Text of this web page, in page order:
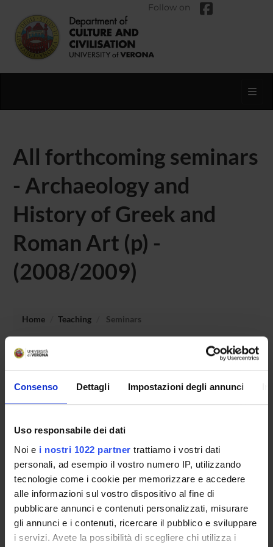
Consenso Dettagli Impostazioni degli annunci
Uso responsabile dei dati
Noi e i nostri 1022 partner trattiamo i vostri dati
personali, ad esempio il vostro numero IP, utilizzando
tecnologie come i cookie per memorizzare e accedere
alle informazioni sul vostro dispositivo al fine di
pubblicare annunci e contenuti personalizzati, misurare
gli annunci e i contenuti, ricercare il pubblico e sviluppare
i servizi. Avete la possibilità di scegliere chi utilizza i
Follow on
All forthcoming seminars
- Archaeology and
History of Greek and
Roman Art (p) -
(2008/2009)
Home Teaching Seminars
No recent seminar found relating to teaching Archaeology
and History of Greek and Roman Art (p).
COURSES
PHD PROGRAMMES AND POSTGRADUATE
TRAINING
Contacts
People